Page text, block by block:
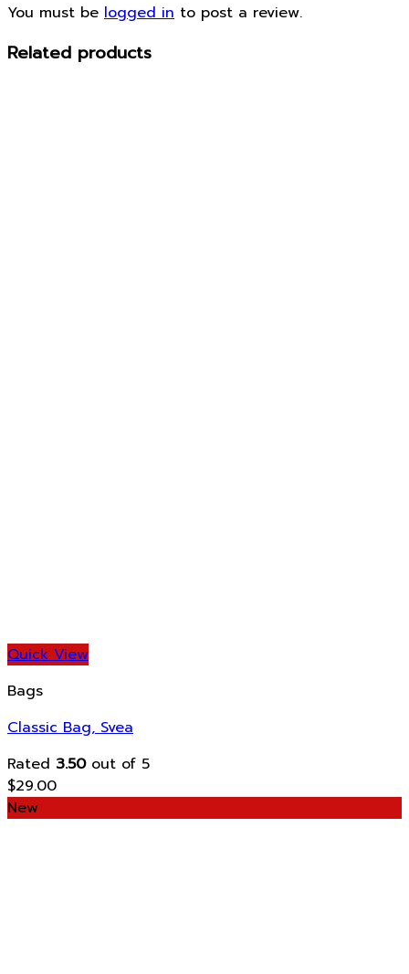
You must be logged in to post a review.
Related products
Quick View
Bags
Classic Bag, Svea
Rated 3.50out of 5
$29.00
New